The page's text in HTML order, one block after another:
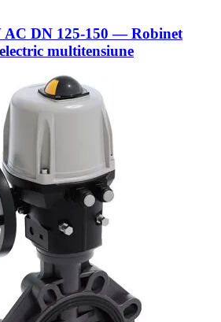
AC DN 125-150 — Robinet
multitensiune